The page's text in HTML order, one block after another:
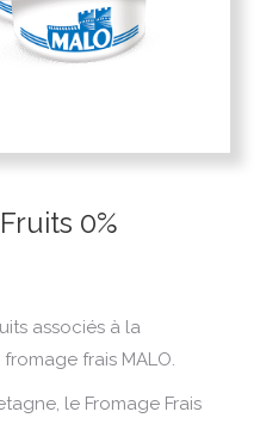
0%
associés à la
frais MALO.
le Fromage Frais